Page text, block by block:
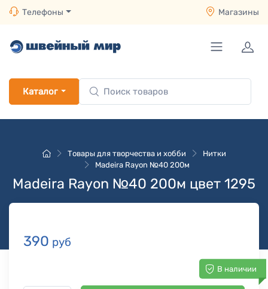
Телефоны Магазины
Каталог
Товары для творчества и хобби
Нитки
Madeira Rayon №40 200м
Madeira Rayon №40 200м цвет 1295
390 руб
В наличии